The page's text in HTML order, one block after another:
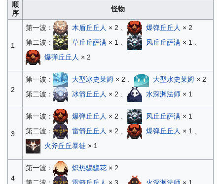
顺
序
怪物
1
第一波： 木盾丘丘人 × 2 、 爆弹丘丘人 × 2
第二波：
草丘丘萨满× 1 、 风丘丘萨满× 1 、
爆弹丘丘人 × 2
2
第一波： 大型冰史莱姆× 2 、 大型水史莱姆× 2
第二波：
冰箭丘丘人 × 2 、 水深渊法师× 1
3
第一波： 爆弹丘丘人 × 2 、 风丘丘萨满× 1
第二波：
雷箭丘丘人 × 2 、 爆弹丘丘人 × 1 、
火斧丘丘暴徒 × 1
4
第一波： 炽热骗骗花× 2